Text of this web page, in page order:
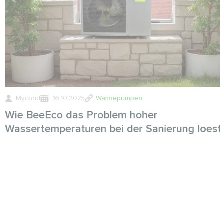
Mycond 16.10.2025 Wärmepumpen
Wie BeeEco das Problem hoher
Wassertemperaturen bei der Sanierung